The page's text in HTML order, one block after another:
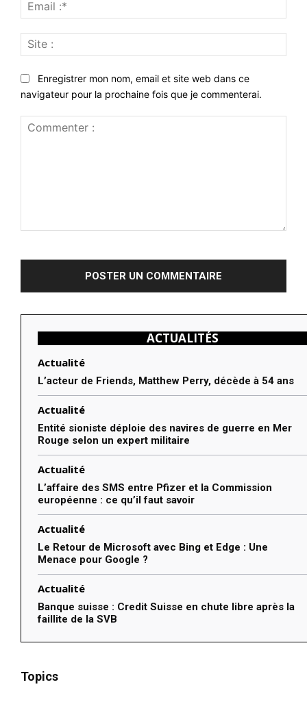
:*
:
Enregistrer mon nom, email et site web dans ce
navigateur pour la prochaine fois que je commenterai.
ACTUALITÉS
Actualité
L’acteur de Friends, Matthew Perry, décède à 54 ans
Actualité
Entité sioniste déploie des navires de guerre en Mer
Rouge selon un expert militaire
Actualité
L’affaire des SMS entre Pfizer et la Commission
européenne : ce qu’il faut savoir
Actualité
Le Retour de Microsoft avec Bing et Edge : Une
Menace pour Google ?
Actualité
Banque suisse : Credit Suisse en chute libre après la
faillite de la SVB
Topics